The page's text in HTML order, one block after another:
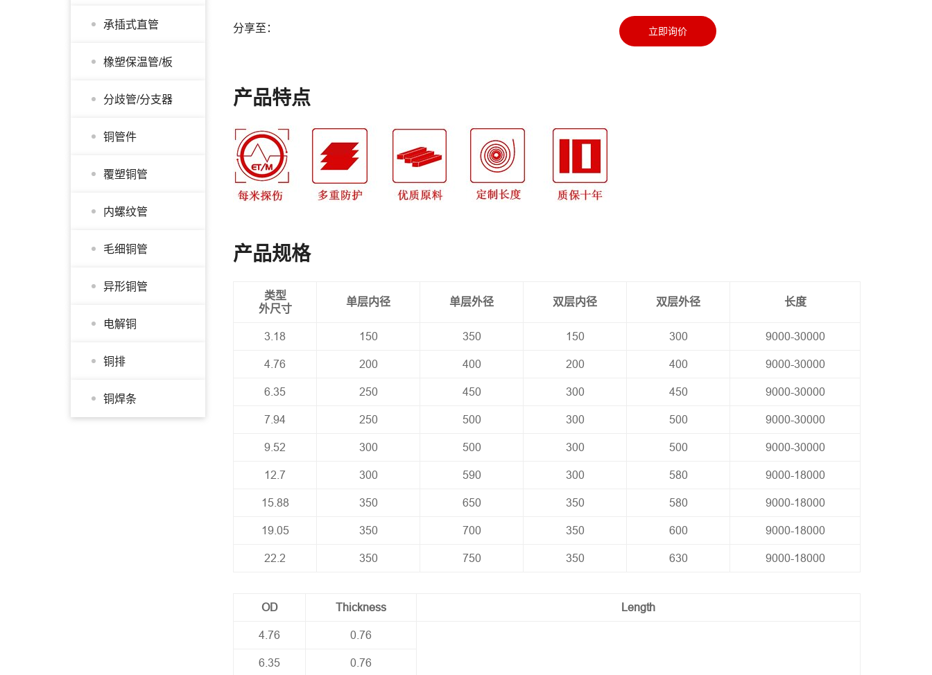
承插式直管
橡塑保温管/板
分歧管/分支器
铜管件
覆塑铜管
内螺纹管
毛细铜管
异形铜管
电解铜
铜排
铜焊条
分享至： 立即询价
产品特点
产品规格
类型
外尺寸
单层内径 单层外径 双层内径 双层外径 长度
3.18 150 350 150 300
9000-30000
4.76
200 400 200 400
9000-30000
6.35
250 450 300 450
9000-30000
7.94
250 500 300 500
9000-30000
9.52
300 500 300 500
9000-30000
12.7
300 590 300 580
9000-18000
15.88
350 650 350 580
9000-18000
19.05
350 700 350 600
9000-18000
22.2
350 750 350 630 9000-18000
OD Thickness
Length
4.76
0.76
6.35
0.76